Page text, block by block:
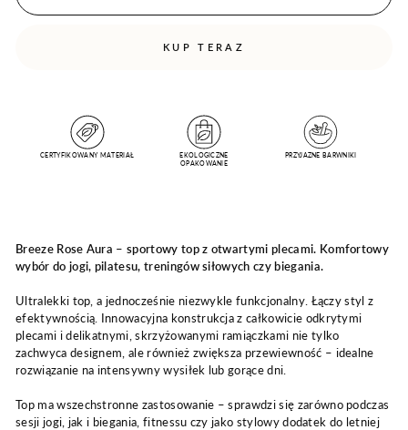
KUP TERAZ
CERTYFIKOWANY MATERIAŁ
EKOLOGICZNE
OPAKOWANIE
PRZYJAZNE BARWNIKI
Breeze Rose Aura – sportowy top z otwartymi plecami. Komfortowy
wybór do jogi, pilatesu, treningów siłowych czy biegania.
Ultralekki top, a jednocześnie niezwykle funkcjonalny. Łączy styl z
efektywnością. Innowacyjna konstrukcja z całkowicie odkrytymi
plecami i delikatnymi, skrzyżowanymi ramiączkami nie tylko
zachwyca designem, ale również zwiększa przewiewność – idealne
rozwiązanie na intensywny wysiłek lub gorące dni.
Top ma wszechstronne zastosowanie – sprawdzi się zarówno podczas
sesji jogi, jak i biegania, fitnessu czy jako stylowy dodatek do letniej